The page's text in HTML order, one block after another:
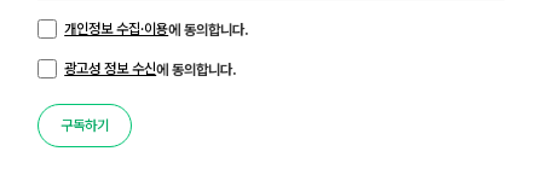
개인정보 수집·이용에 동의합니다.
광고성 정보 수신에 동의합니다.
구독하기